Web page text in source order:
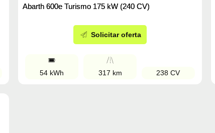
Abarth 600e Turismo 175 kW (240 CV)
Solicitar oferta
54 kWh 317 km 238 CV